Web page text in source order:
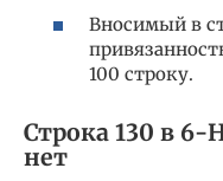
Вносимый в
100 строку.
Строка 130 в
нет